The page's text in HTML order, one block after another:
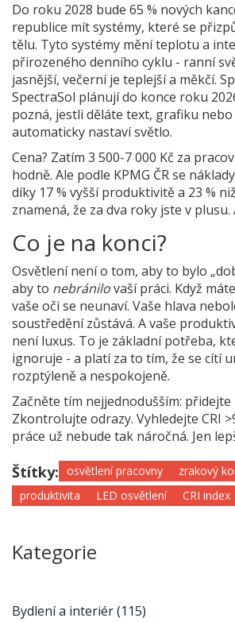
Do roku 2028 bude 65 % nových
republice mít systémy, které se
tělu. Tyto systémy mění teplotu a
přirozeného denního cyklu - ranní
jasnější, večerní je teplejší a měkčí.
SpectraSol plánují do konce roku
pozná, jestli děláte text, grafiku nebo
automaticky nastaví světlo.
Cena? Zatím 3 500-7 000 Kč za
hodně. Ale podle KPMG ČR se
díky 17 % vyšší produktivitě a 23 %
znamená, že za dva roky jste v
Co je na konci?
Osvětlení není o tom, aby to bylo
aby to nebránilovaší práci. Když
vaše oči se neunaví. Vaše hlava
soustředění zůstává. A vaše
není luxus. To je základní potřeba,
ignoruje - a platí za to tím, že se cítí
rozptýleně a nespokojeně.
Začněte tím nejjednodušším: přidejte
Zkontrolujte odrazy. Vyhledejte CRI
práce už nebude tak náročná. Jen
Štítky: osvětlení pracovny
zrakový
produktivita
LED osvětlení CRI index
Kategorie
Bydlení a interiér(115)